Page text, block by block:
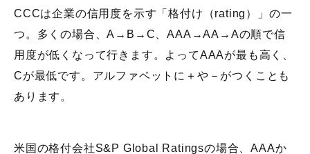
CCCは企業の信用度を示す「格付け（rating）」の一
つ。多くの場合、A→B→C、AAA→AA→Aの順で信
用度が低くなって行きます。よってAAAが最も高く、
Cが最低です。アルファベットに＋や－がつくことも
あります。
米国の格付会社S&P Global Ratingsの場合、AAAか